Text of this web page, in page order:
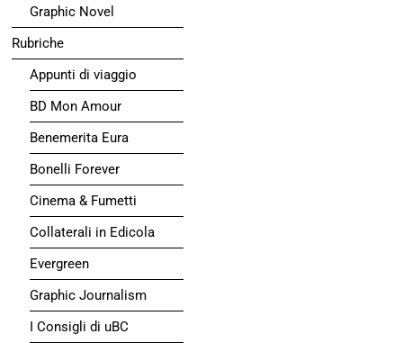
Graphic Novel
Rubriche
Appunti di viaggio
BD Mon Amour
Benemerita Eura
Bonelli Forever
Cinema & Fumetti
Collaterali in Edicola
Evergreen
Graphic Journalism
I Consigli di uBC